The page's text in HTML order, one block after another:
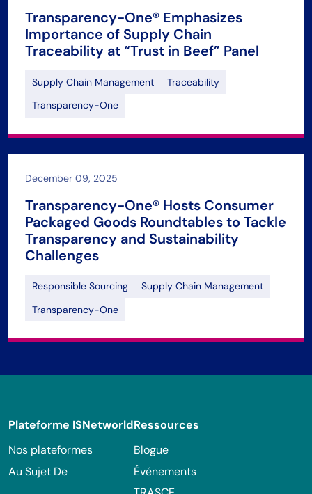
Transparency-One® Emphasizes
Importance of Supply Chain
Traceability at “Trust in Beef” Panel
Supply Chain Management
Traceability
Transparency-One
December 09, 2025
Transparency-One® Hosts Consumer
Packaged Goods Roundtables to Tackle
Transparency and Sustainability
Challenges
Responsible Sourcing
Supply Chain Management
Transparency-One
Footer
Plateforme ISNetworld
Nos plateformes
Au Sujet De
Ressources
Blogue
Événements